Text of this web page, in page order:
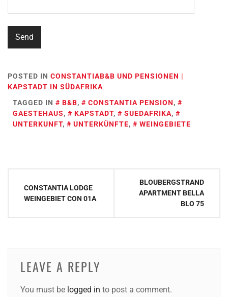
POSTED IN CONSTANTIAB&B UND PENSIONEN |
KAPSTADT IN SÜDAFRIKA
TAGGED IN
B&B, CONSTANTIA PENSION,
GAESTEHAUS, KAPSTADT, SUEDAFRIKA,
UNTERKUNFT, UNTERKÜNFTE, WEINGEBIETE
navigation
CONSTANTIA LODGE
WEINGEBIET CON 01A
BLOUBERGSTRAND
APARTMENT BELLA
BLO 75
LEAVE A REPLY
You must be logged in to post a comment.